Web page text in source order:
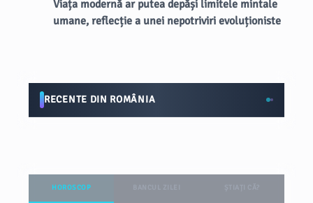
Viața modernă ar putea depăși limitele mintale
umane, reflecție a unei nepotriviri evoluționiste
RECENTE DIN ROMÂNIA
HOROSCOP